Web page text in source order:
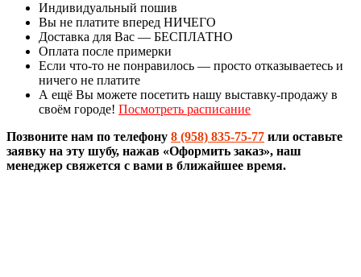
Индивидуальный пошив
Вы не платите вперед НИЧЕГО
Доставка для Вас — БЕСПЛАТНО
Оплата после примерки
Если что-то не понравилось — просто отказываетесь и
ничего не платите
А ещё Вы можете посетить нашу выставку-продажу в
своём городе! Посмотреть расписание
Позвоните нам по телефону 8 (958) 835-75-77 или оставьте
заявку на эту шубу, нажав «Оформить заказ», наш
менеджер свяжется с вами в ближайшее время.